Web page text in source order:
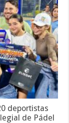
deportistas
de Pádel